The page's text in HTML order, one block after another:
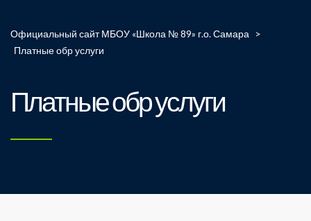
Официальный сайт МБОУ «Школа № 89» г.о. Самара
>
Платные обр услуги
Платные обр услуги